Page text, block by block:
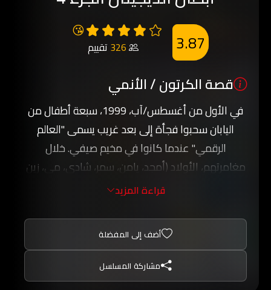
😘
326 تقييم 3.87
قصة الكرتون / الأنمي
في الأول من أغسطس/آب، 1999، سبعة أطفال من
اليابان سحبوا فجأة إلى بعد غريب يسمى "العالم
الرقمي" عندما كانوا في مخيم صيفي. خلال
مغامرتهم، الأولاد (أمجد، يامن، سمر، شادي، مي، زين
ووسيم)، اكتشفوا أنهم هبطوا في مكان تعيش عليه
بمصداقة سبعة من المخلوقات الرقمية، الأولاد
تعلموا أنهم يملكون القدرة على إحضار المستوى
التالي، ويكون المرافق أقوى. لمواجهة الأعداء
وهزيمتهم في وقت قصير، بعد ذلك، بدأ الأولاد في
قراءة المزيد
أضف إلى المفضلة
مشاركة المسلسل